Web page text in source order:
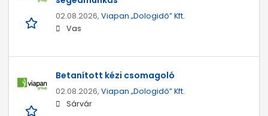
02.08.2026, Viapan „Dologidő” Kft.
Vas
Betanított kézi csomagoló
02.08.2026, Viapan „Dologidő” Kft.
Sárvár